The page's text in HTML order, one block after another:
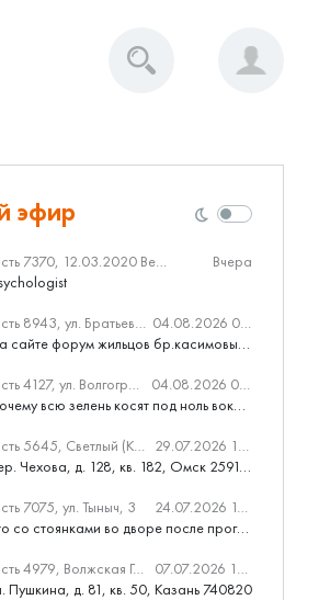
эфир
Гость 7370, 12.03.2020 Вебинар от Нмаркет.ПРО: «Актуальное об ипотеке: что нужно знать»
Вчера
Гость 8943, ул. Братьев Касимовых, 62 04.08.2026 08:34
На сайте форум жильцов бр.касимовых 62у дома растут красивые...
Гость 4127, ул. Волгоградская, 41 04.08.2026 04:46
Почему всю зелень косят под ноль вокруг дома,в полисадниках....
Гость 5645, Светлый (Куюки) 29.07.2026 10:31
пер. Чехова, д. 128, кв. 182, Омск 259145
7075, ул. Тыныч, 3 24.07.2026 14:01
что со стоянками во дворе после программы наш двор
Гость 4979, Волжская Гавань
07.07.2026 10:53
Пушкина, д. 81, кв. 50, Казань 740820